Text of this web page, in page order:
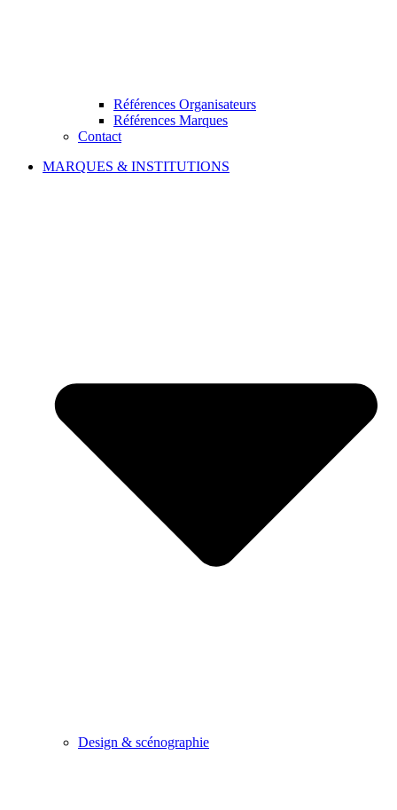
Références Organisateurs
Références Marques
Contact
MARQUES & INSTITUTIONS
Design & scénographie